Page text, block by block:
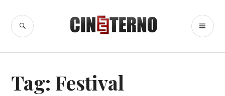
para
conteúdo
Cine Eterno
BUSCA
Tag: Festival